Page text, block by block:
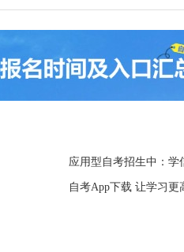
应用型自考招生中：学
自考App下载 让学习更